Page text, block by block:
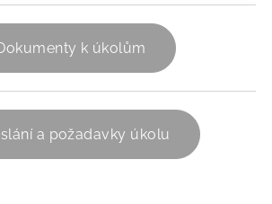
k úkolům
a požadavky úkolu